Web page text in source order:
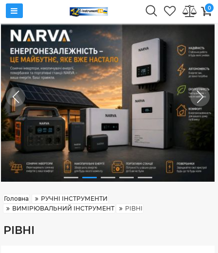
0
Головна
РУЧНІ ІНСТРУМЕНТИ
ВИМІРЮВАЛЬНИЙ ІНСТРУМЕНТ
РІВНІ
РІВНІ